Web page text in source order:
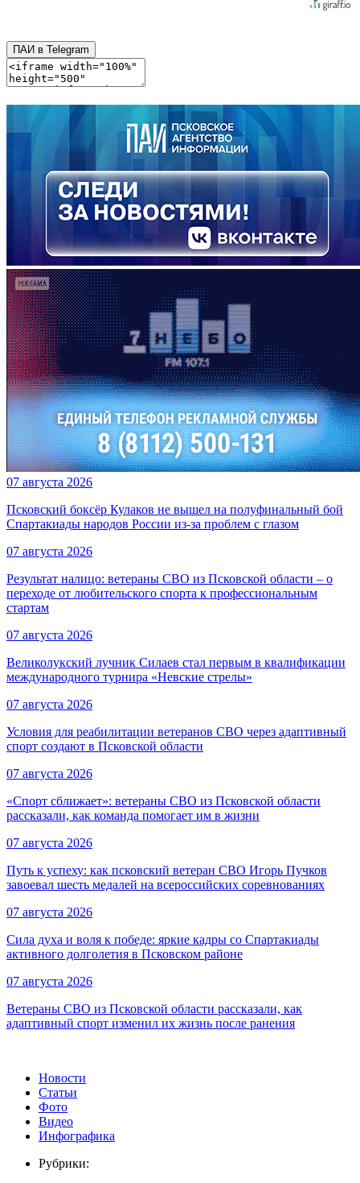
ПАИ в Telegram
07 августа 2026
Псковский боксёр Кулаков не вышел на полуфинальный бой
Спартакиады народов России из-за проблем с глазом
07 августа 2026
Результат налицо: ветераны СВО из Псковской области – о
переходе от любительского спорта к профессиональным
стартам
07 августа 2026
Великолукский лучник Силаев стал первым в квалификации
международного турнира «Невские стрелы»
07 августа 2026
Условия для реабилитации ветеранов СВО через адаптивный
спорт создают в Псковской области
07 августа 2026
«Спорт сближает»: ветераны СВО из Псковской области
рассказали, как команда помогает им в жизни
07 августа 2026
Путь к успеху: как псковский ветеран СВО Игорь Пучков
завоевал шесть медалей на всероссийских соревнованиях
07 августа 2026
Сила духа и воля к победе: яркие кадры со Спартакиады
активного долголетия в Псковском районе
07 августа 2026
Ветераны СВО из Псковской области рассказали, как
адаптивный спорт изменил их жизнь после ранения
Новости
Статьи
Фото
Видео
Инфографика
Рубрики: